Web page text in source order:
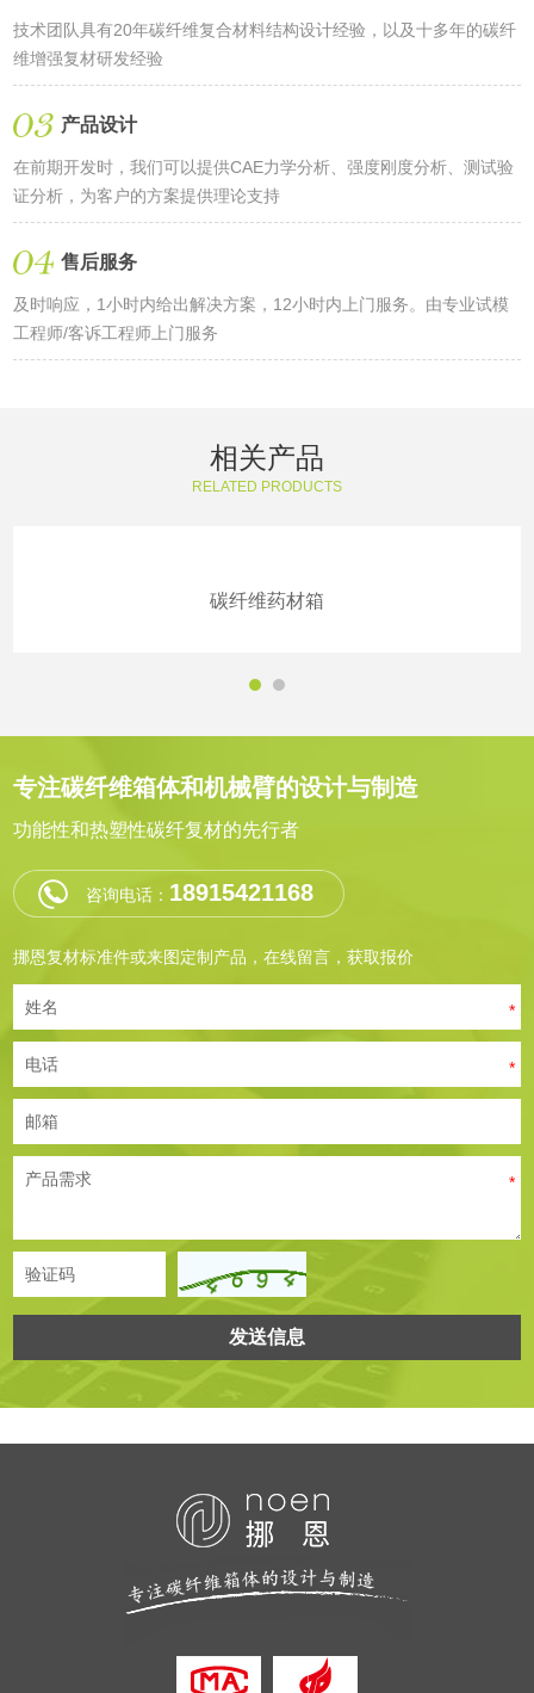
技术团队具有20年碳纤维复合材料结构设计经验，以及十多年的碳纤
维增强复材研发经验
产品设计
在前期开发时，我们可以提供CAE力学分析、强度刚度分析、测试验
证分析，为客户的方案提供理论支持
售后服务
及时响应，1小时内给出解决方案，12小时内上门服务。由专业试模
工程师/客诉工程师上门服务
相关产品
RELATED PRODUCTS
碳纤维药材箱
专注碳纤维箱体和机械臂的设计与制造
功能性和热塑性碳纤复材的先行者
咨询电话： 18915421168
挪恩复材标准件或来图定制产品，在线留言，获取报价
姓名 *
电话 *
邮箱
产品需求 *
验证码